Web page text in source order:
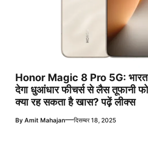
Honor Magic 8 Pro 5G:
देगा धुआंधार फीचर्स से लैस तूफानी
क्या रह सकता है खास? पढ़ें लीक्स
By Amit Mahajan—दिसम्बर 18, 2025